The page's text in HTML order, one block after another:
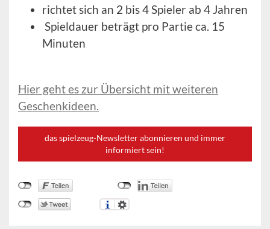
richtet sich an 2 bis 4 Spieler ab 4 Jahren
Spieldauer beträgt pro Partie ca. 15
Minuten
Hier geht es zur Übersicht mit weiteren
Geschenkideen.
das spielzeug-Newsletter abonnieren und immer
informiert sein!